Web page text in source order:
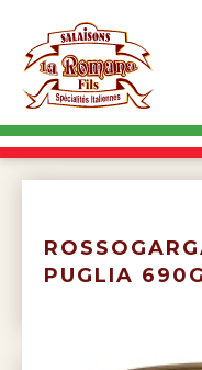
PUGLIA